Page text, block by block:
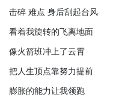
击碎 难点 身后刮起台风
看着我旋转的飞离地面
像火箭班冲上了云霄
把人生顶点靠努力提前
膨胀的能力让我领跑